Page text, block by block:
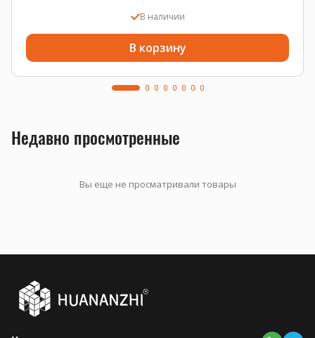
В наличии
В корзину
Недавно просмотренные
Вы еще не просматривали товары